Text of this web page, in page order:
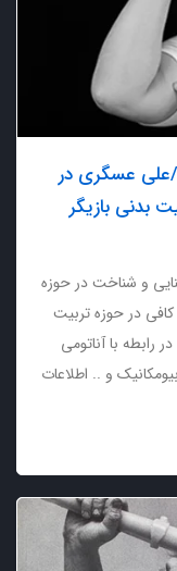
علی عسگری در
بدنی بازیگر
و شناخت در حوزه
در حوزه تربیت
رابطه با آناتومی
و .. اطلاعات